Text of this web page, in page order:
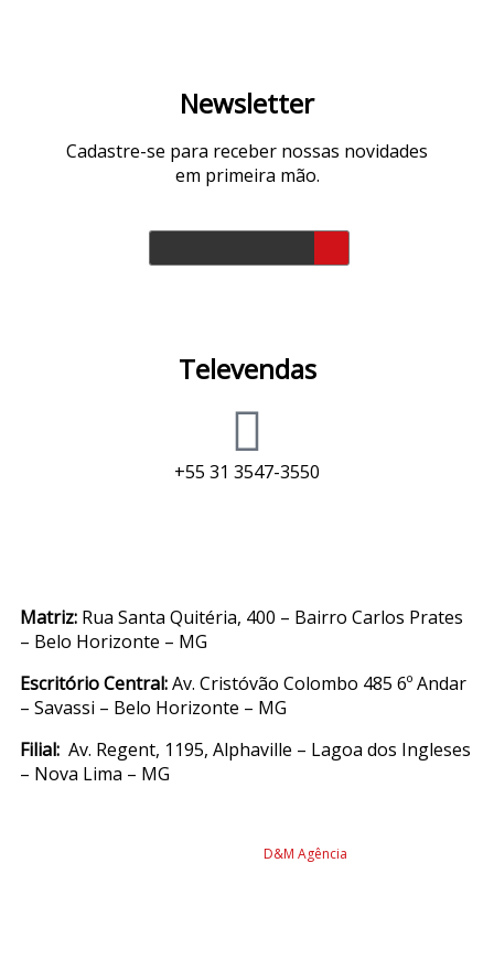
Newsletter
Cadastre-se para receber nossas novidades
em primeira mão.
Televendas
+55 31 3547-3550
Matriz: Rua Santa Quitéria, 400 – Bairro Carlos Prates
– Belo Horizonte – MG
Escritório Central:Av. Cristóvão Colombo 485 6º Andar
– Savassi – Belo Horizonte – MG
Filial: Av. Regent, 1195, Alphaville – Lagoa dos Ingleses
– Nova Lima – MG
D&M Agência